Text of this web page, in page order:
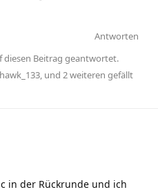
Antworten
diesen Beitrag geantwortet.
, und 2weiteren gefällt
in der Rückrunde und ich